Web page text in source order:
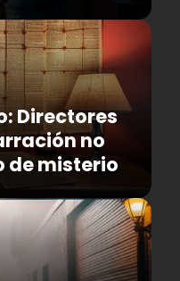
Directores
no
de misterio